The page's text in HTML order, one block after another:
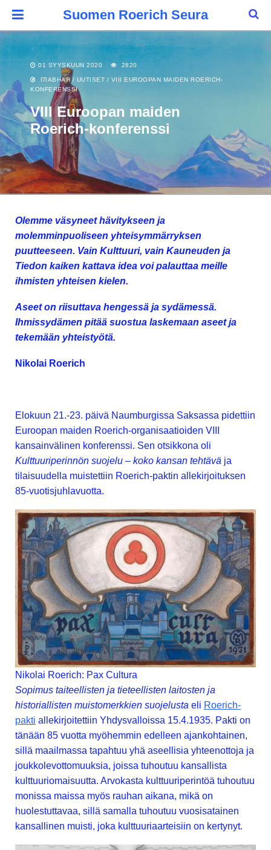
Suomen Roerich Seura
01 SYYSKUUN 2020 2820
ГЛАВНАЯ/ UUTISET / VIII EUROOPAN MAIDEN ROERICH-
KONFERENSSI
VIII Euroopan maiden
Roerich-konferenssi
Olemme väsyneet hävitykseen ja
molemminpuoliseen yhteisymmärryksen
puutteeseen. Vain Kulttuuri, vain Kauneuden ja
Tiedon kaiken kattava idea voi palauttaa meille
ihmisten yhteisen kielen.
Aseet on riisuttava hengessä ja sydämessä.
Ihmissydämen pitää suostua laskemaan aseet ja
tekemään yhteistyötä.
Nikolai Roerich
Elokuun 21.-23. päivä Naumburgissa Saksassa pidettiin
Euroopan maiden Roerich-organisaatioiden VIII
kansainvälinen konferenssi. Sen otsikkona oli
Kulttuuriperinnön suojelu – koko kansan tehtävä ja
tilaisuudella muistettiin Roerich-paktin allekirjoituksen
85-vuotisjuhlavuotta.
Nikolai Roerich: Pax Cultura
Sopimus taiteellisten ja tieteellisten laitosten ja
historiallisten muistomerkkien suojelusta eli Roerich-
pakti allekirjoitettiin Yhdysvalloissa 15.4.1935. Pakti on
tänään 85 vuotta myöhemmin edelleen ajankohtainen,
sillä maailmassa tapahtuu yhä aseellisia yhteenottoja ja
joukkolevottomuuksia, joissa tuhoutuu kansallista
kulttuuriomaisuutta. Arvokasta kulttuuriperintöä tuhoutuu
monissa maissa myös rauhan aikana, mikä on
huolestuttavaa, sillä samalla tuhoutuu vuosisatainen
kansallinen muisti, joka kulttuuriaarteisiin on kertynyt.